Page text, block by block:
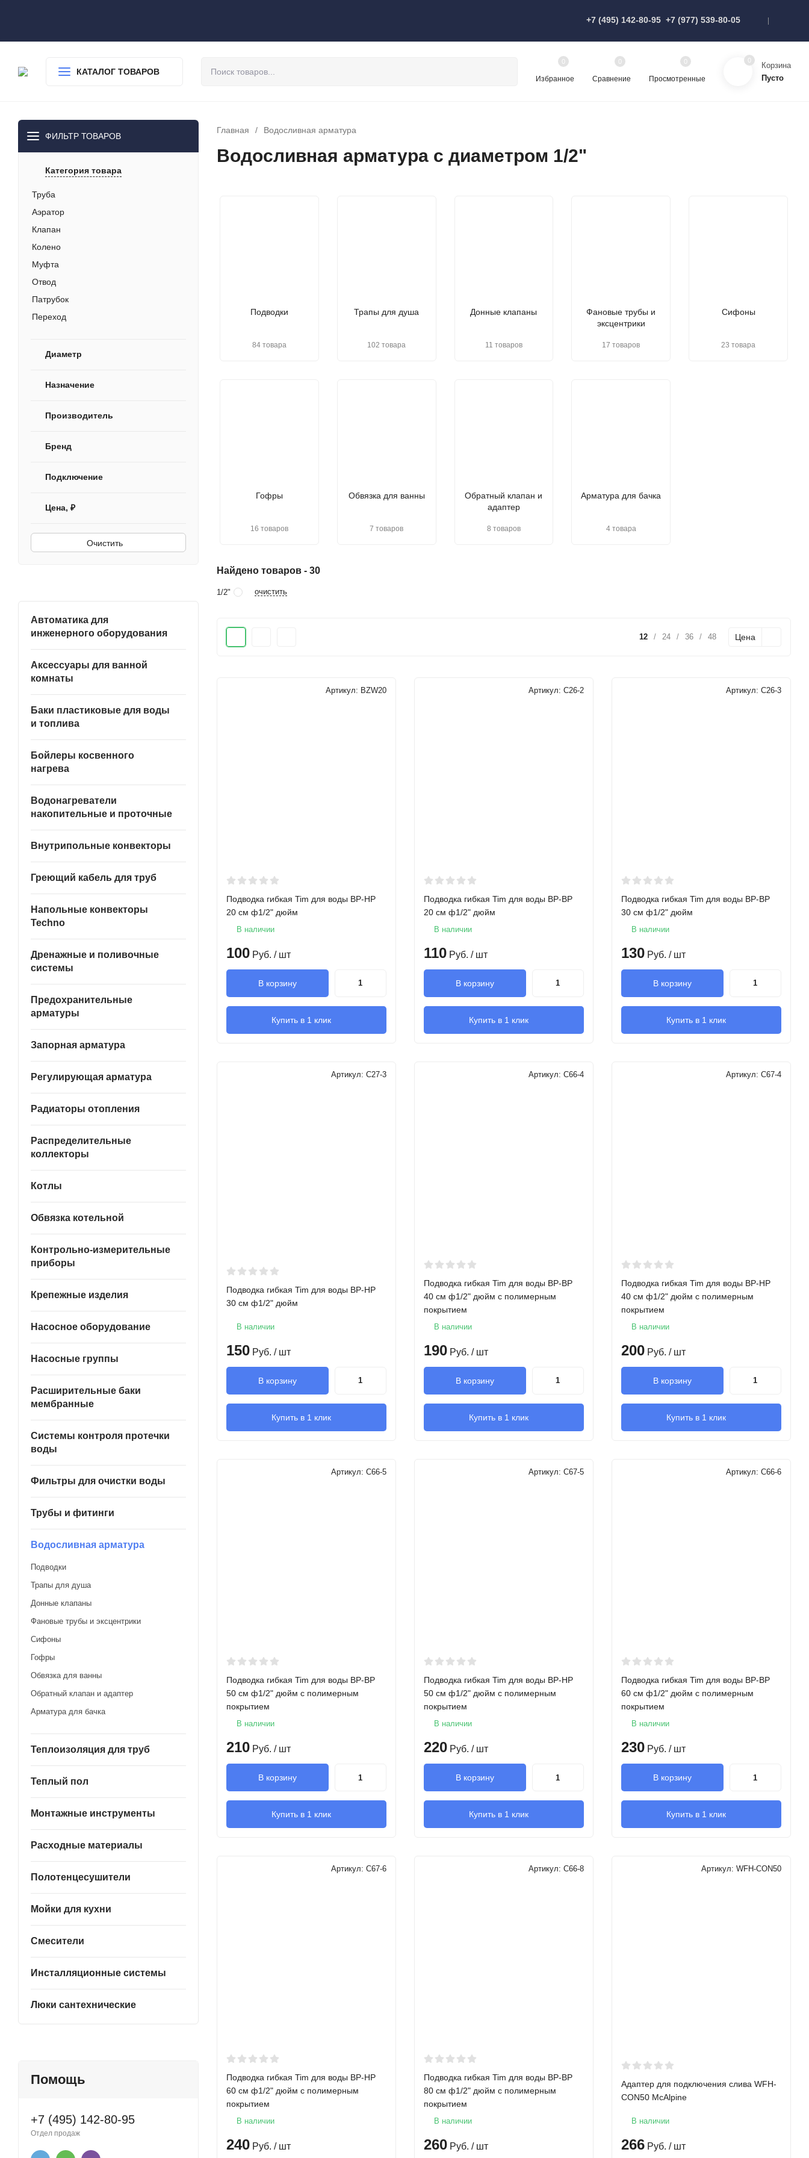
+7 (495) 142-80-95 +7 (977) 539-80-05
КАТАЛОГ ТОВАРОВ
Избранное
0
Сравнение
0
Просмотренные
0 0
Корзина
Пусто
ФИЛЬТР ТОВАРОВ
Категория товара
Труба
Аэратор
Клапан
Колено
Муфта
Отвод
Патрубок
Переход
Вставка
Слив-перелив
Арматура
Подводка
Комплект
Диаметр
Назначение
Производитель
Бренд
Подключение
Цена, ₽
Очистить
Автоматика для
инженерного оборудования
Аксессуары для ванной
комнаты
Баки пластиковые для воды
и топлива
Бойлеры косвенного
нагрева
Водонагреватели
накопительные и проточные
Внутрипольные конвекторы
Греющий кабель для труб
Напольные конвекторы
Techno
Дренажные и поливочные
системы
Предохранительные
арматуры
Запорная арматура
Регулирующая арматура
Радиаторы отопления
Распределительные
коллекторы
Котлы
Обвязка котельной
Контрольно-измерительные
приборы
Крепежные изделия
Насосное оборудование
Насосные группы
Расширительные баки
мембранные
Системы контроля протечки
воды
Фильтры для очистки воды
Трубы и фитинги
Водосливная арматура
Подводки
Трапы для душа
Донные клапаны
Фановые трубы и эксцентрики
Сифоны
Гофры
Обвязка для ванны
Обратный клапан и адаптер
Арматура для бачка
Теплоизоляция для труб
Теплый пол
Монтажные инструменты
Расходные материалы
Полотенцесушители
Мойки для кухни
Смесители
Инсталляционные системы
Люки сантехнические
Помощь
+7 (495) 142-80-95
Отдел продаж
Главная / Водосливная арматура
Водосливная арматура с диаметром 1/2"
Подводки
84 товара
Трапы для душа
102 товара
Донные клапаны
11 товаров
Фановые трубы и
эксцентрики
17 товаров
Сифоны
23 товара
Гофры
16 товаров
Обвязка для ванны
7 товаров
Обратный клапан и
адаптер
8 товаров
Арматура для бачка
4 товара
Найдено товаров - 30
1/2" очистить
12 / 24 / 36 / 48 Цена
Артикул: BZW20
Подводка гибкая Tim для воды ВР-НР
20 см ф1/2" дюйм
В наличии
100 Руб. / шт
В корзину
Купить в 1 клик
Артикул: C26-2
Подводка гибкая Tim для воды ВР-ВР
20 см ф1/2" дюйм
В наличии
110 Руб. / шт
В корзину
Купить в 1 клик
Артикул: C26-3
Подводка гибкая Tim для воды ВР-ВР
30 см ф1/2" дюйм
В наличии
130 Руб. / шт
В корзину
Купить в 1 клик
Артикул: C27-3
Подводка гибкая Tim для воды ВР-НР
30 см ф1/2" дюйм
В наличии
150 Руб. / шт
В корзину
Купить в 1 клик
Артикул: C66-4
Подводка гибкая Tim для воды ВР-ВР
40 см ф1/2" дюйм с полимерным
покрытием
В наличии
190 Руб. / шт
В корзину
Купить в 1 клик
Артикул: C67-4
Подводка гибкая Tim для воды ВР-НР
40 см ф1/2" дюйм с полимерным
покрытием
В наличии
200 Руб. / шт
В корзину
Купить в 1 клик
Артикул: C66-5
Подводка гибкая Tim для воды ВР-ВР
50 см ф1/2" дюйм с полимерным
покрытием
В наличии
210 Руб. / шт
В корзину
Купить в 1 клик
Артикул: C67-5
Подводка гибкая Tim для воды ВР-НР
50 см ф1/2" дюйм с полимерным
покрытием
В наличии
220 Руб. / шт
В корзину
Купить в 1 клик
Артикул: C66-6
Подводка гибкая Tim для воды ВР-ВР
60 см ф1/2" дюйм с полимерным
покрытием
В наличии
230 Руб. / шт
В корзину
Купить в 1 клик
Артикул: C67-6
Подводка гибкая Tim для воды ВР-НР
60 см ф1/2" дюйм с полимерным
покрытием
В наличии
240 Руб. / шт
Артикул: C66-8
Подводка гибкая Tim для воды ВР-ВР
80 см ф1/2" дюйм с полимерным
покрытием
В наличии
260 Руб. / шт
Артикул: WFH-CON50
Адаптер для подключения слива WFH-
CON50 McAlpine
В наличии
266 Руб. / шт